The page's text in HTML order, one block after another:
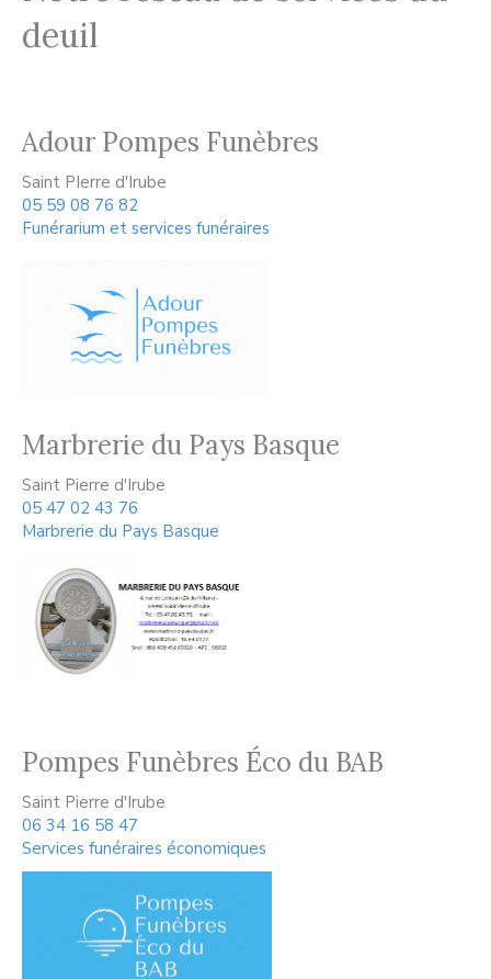
deuil
Adour Pompes Funèbres
Saint PIerre d'Irube
05 59 08 76 82
Funérarium et services funéraires
Marbrerie du Pays Basque
Saint Pierre d'Irube
05 47 02 43 76
Marbrerie du Pays Basque
Pompes Funèbres Éco du BAB
Saint Pierre d'Irube
06 34 16 58 47
Services funéraires économiques